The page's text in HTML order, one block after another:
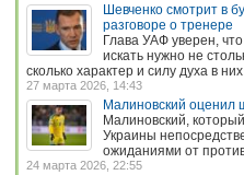
Шевченко смотрит в
разговоре о тренере
Глава УАФ уверен,
искать нужно не
сколько характер и силу духа в них.
27 марта 2026, 14:43
Малиновский оценил
Малиновский,
Украины
ожиданиями от
24 марта 2026, 22:55